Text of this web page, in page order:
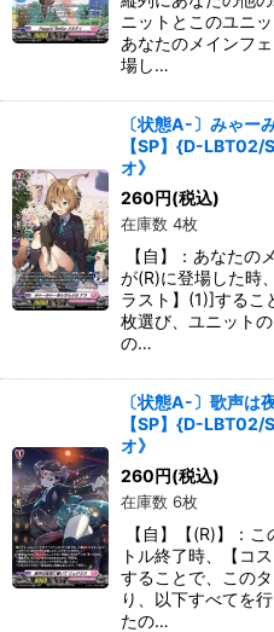
ニットとこのユニ
あなたのメインフ
場し…
〔状態A-〕みゃー
【SP】{D-LBT02/
オ》
260円(税込)
在庫数 4枚
【自】：あなたの
が(R)に登場した時
ラスト】(1)]するこ
枚選び、ユニット
の…
〔状態A-〕歌声は
【SP】{D-LBT02/
オ》
260円(税込)
在庫数 6枚
【自】【(R)】：
トル終了時、【コ
することで、この
り、以下すべてを
たの…